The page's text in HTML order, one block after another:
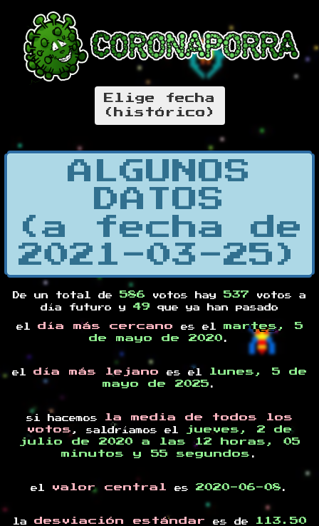
Elige fecha
(histórico)
ALGUNOS
DATOS
(a fecha de
2021-03-25)
De un total de 586 votos hay 537 votos a
día futuro y 49 que ya han pasado
el día más cercano es el martes, 5
de mayo de 2020 .
el día más lejano es el
lunes, 5 de
mayo de 2025 .
si hacemos
la media de todos los
votos , saldríamos el
jueves, 2 de
julio de 2020 a las 12 horas, 05
minutos y 55 segundos .
el valor central es 2020-06-08 .
la desviación estándar es de
113.50